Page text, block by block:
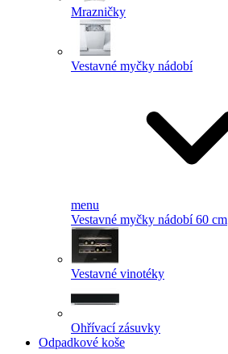
Mrazničky
Vestavné myčky nádobí
menu
Vestavné myčky nádobí 60 cm
Vestavné vinotéky
Ohřívací zásuvky
Odpadkové koše